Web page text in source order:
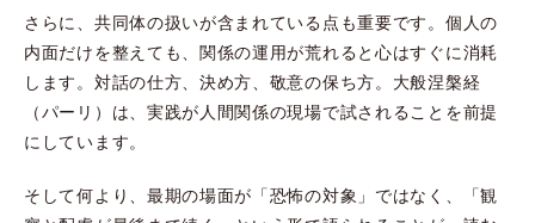
さらに、共同体の扱いが含まれている点も重要です。個人の
内面だけを整えても、関係の運用が荒れると心はすぐに消耗
します。対話の仕方、決め方、敬意の保ち方。大般涅槃経
（パーリ）は、実践が人間関係の現場で試されることを前提
にしています。
そして何より、最期の場面が「恐怖の対象」ではなく、「観